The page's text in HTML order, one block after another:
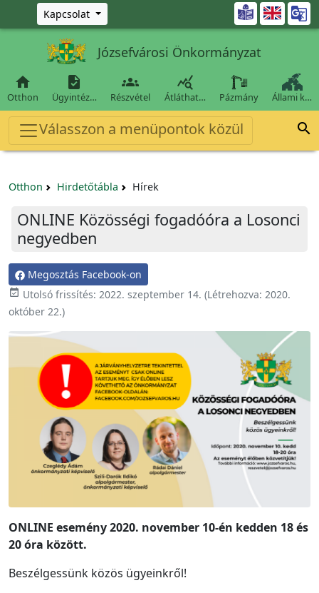
Ugrás a fő tartalomra
Kapcsolat 
Józsefvárosi Önkormányzat

Otthon

Ügyintéz…

Részvétel

Átláthat… Pázmány Állami k…
Válasszon a menüpontok közül 
Otthon Hirdetőtábla Hírek
ONLINE Közösségi fogadóóra a Losonci
negyedben
Megosztás Facebook-on
 Utolsó frissítés: 2022. szeptember 14. (Létrehozva: 2020.
október 22.)
ONLINE esemény 2020. november 10-én kedden 18 és
20 óra között.
Beszélgessünk közös ügyeinkről!